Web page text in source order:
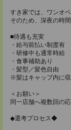
すき家では、ワンオ
そのため、深夜の時
■待遇も充実
・給与前払い制度
・研修中も通常時給
・食事補助あり
・髪型／髪色自由
※髪はキャップ内に
＜お願い＞
同一店舗へ複数回の
◆選考プロセス◆